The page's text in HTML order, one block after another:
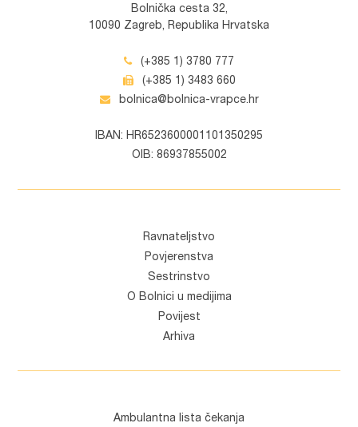
Bolnička cesta 32,
10090 Zagreb, Republika Hrvatska
(+385 1) 3780 777
(+385 1) 3483 660
bolnica@bolnica-vrapce.hr
IBAN: HR6523600001101350295
OIB: 86937855002
Ravnateljstvo
Povjerenstva
Sestrinstvo
O Bolnici u medijima
Povijest
Arhiva
Ambulantna lista čekanja